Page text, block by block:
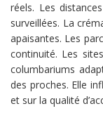
réels. Les
surveillées. La
apaisantes. Les
continuité. Les
columbariums
des proches. Elle
et sur la qualité